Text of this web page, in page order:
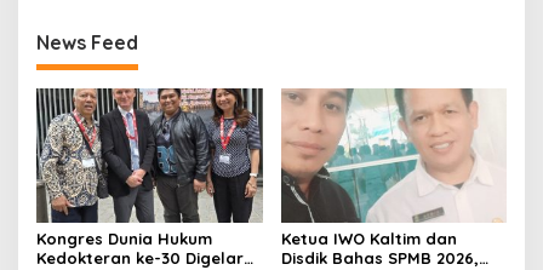
News Feed
Kongres Dunia Hukum
Kedokteran ke-30 Digelar
Ketua IWO Kaltim dan
Disdik Bahas SPMB 2026,